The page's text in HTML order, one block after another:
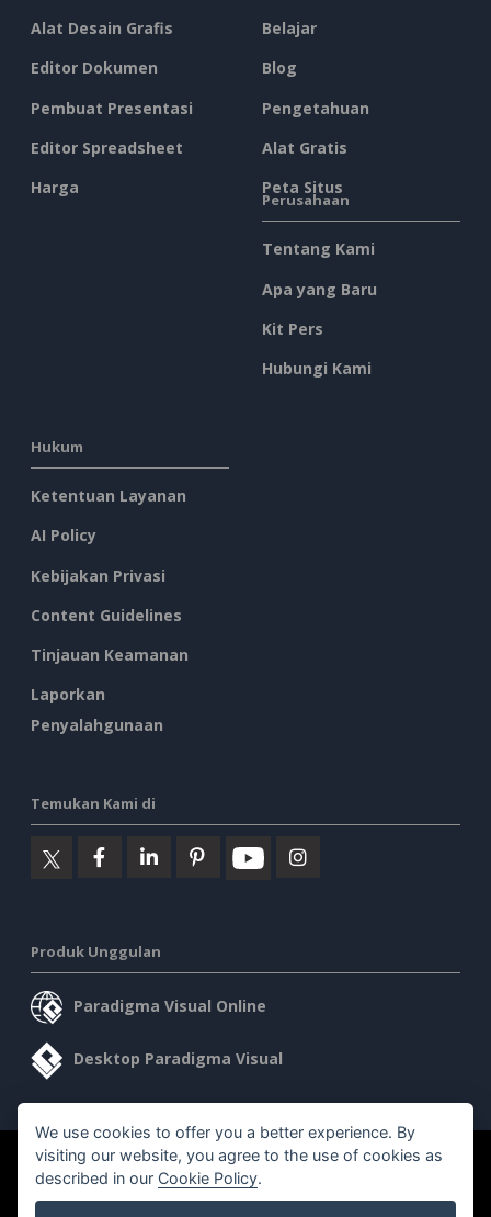
Alat Desain Grafis
Editor Dokumen
Pembuat Presentasi
Editor Spreadsheet
Harga
Belajar
Blog
Pengetahuan
Alat Gratis
Peta Situs
Perusahaan
Tentang Kami
Apa yang Baru
Kit Pers
Hubungi Kami
Hukum
Ketentuan Layanan
AI Policy
Kebijakan Privasi
Content Guidelines
Tinjauan Keamanan
Laporkan
Penyalahgunaan
Temukan Kami di
Produk Unggulan
Paradigma Visual Online
Desktop Paradigma Visual
©2026 by Visual Paradigm. Semua hak cipta dilindungi undang-
undang.
We use cookies to offer you a better experience. By
visiting our website, you agree to the use of cookies as
described in our Cookie Policy.